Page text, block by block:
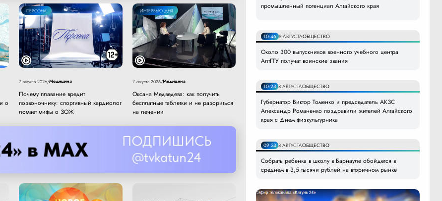
о
ПЕРСОНА
7 августа 2026/Медицина
Почему плавание вредит
позвоночнику: спортивный кардиолог
ломает мифы о ЗОЖ
ИНТЕРВЬЮ ДНЯ
7 августа 2026/Медицина
Оксана Медведева: как получить
бесплатные таблетки и не разориться
на лечении
промышленный потенциал Алтайского края
10:46 8 АВГУСТАОБЩЕСТВО
Около 300 выпускников военного учебного центра
АлтГТУ получат воинские звания
10:23 8 АВГУСТАОБЩЕСТВО
Губернатор Виктор Томенко и председатель АКЗС
Александр Романенко поздравили жителей Алтайского
края с Днем физкультурника
09:33 8 АВГУСТАОБЩЕСТВО
Собрать ребенка в школу в Барнауле обойдется в
среднем в 3,5 тысячи рублей на вторичном рынке